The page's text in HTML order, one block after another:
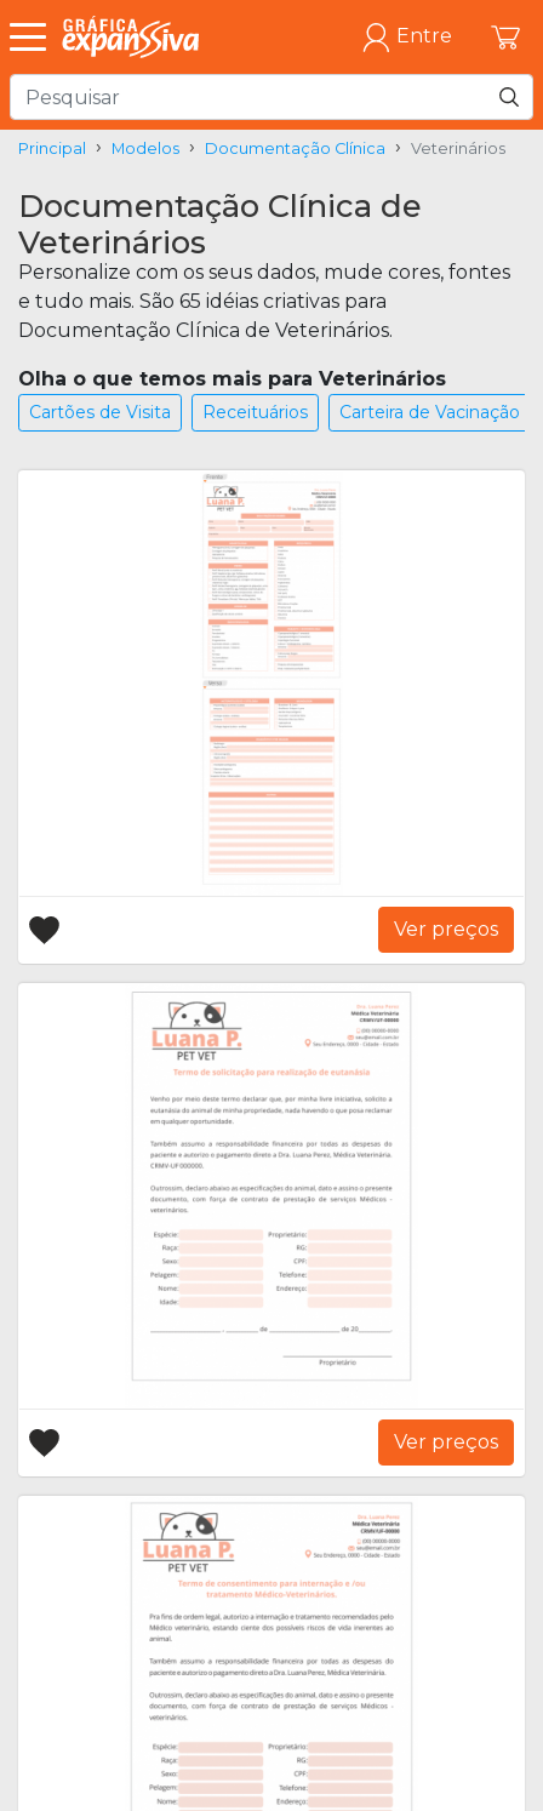
Entre
Principal Modelos Documentação Clínica Veterinários
Documentação Clínica de
Veterinários
Personalize com os seus dados, mude cores, fontes
e tudo mais. São 65 idéias criativas para
Documentação Clínica de Veterinários.
Olha o que temos mais para Veterinários
Cartões de Visita Receituários Carteira de Vacinação
Ver preços
Ver preços